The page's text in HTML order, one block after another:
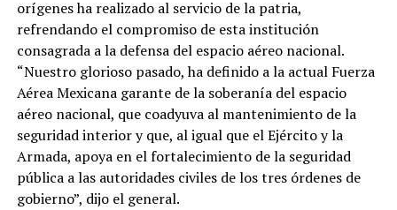
orígenes ha realizado al servicio de la patria,
refrendando el compromiso de esta institución
consagrada a la defensa del espacio aéreo nacional.
“Nuestro glorioso pasado, ha definido a la actual Fuerza
Aérea Mexicana garante de la soberanía del espacio
aéreo nacional, que coadyuva al mantenimiento de la
seguridad interior y que, al igual que el Ejército y la
Armada, apoya en el fortalecimiento de la seguridad
pública a las autoridades civiles de los tres órdenes de
gobierno”, dijo el general.